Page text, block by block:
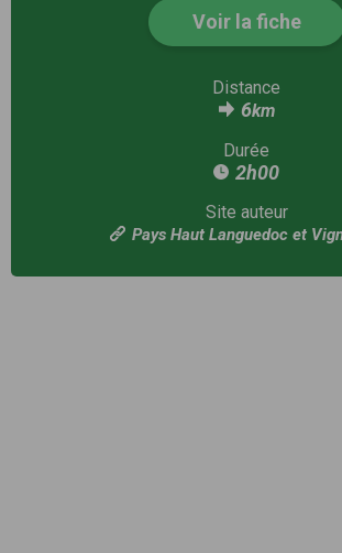
Voir la fiche
Distance
6km
Durée
2h00
Site auteur
Pays Haut Languedoc et